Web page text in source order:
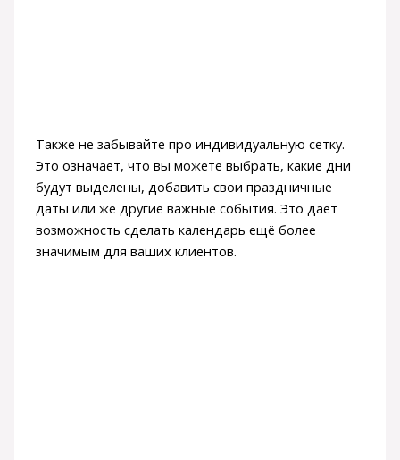
Также не забывайте про индивидуальную сетку.
Это означает, что вы можете выбрать, какие дни
будут выделены, добавить свои праздничные
даты или же другие важные события. Это дает
возможность сделать календарь ещё более
значимым для ваших клиентов.